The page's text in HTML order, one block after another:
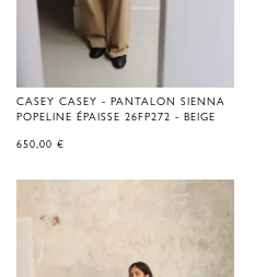
CASEY CASEY - PANTALON SIENNA
POPELINE ÉPAISSE 26FP272 - BEIGE
650,00 €